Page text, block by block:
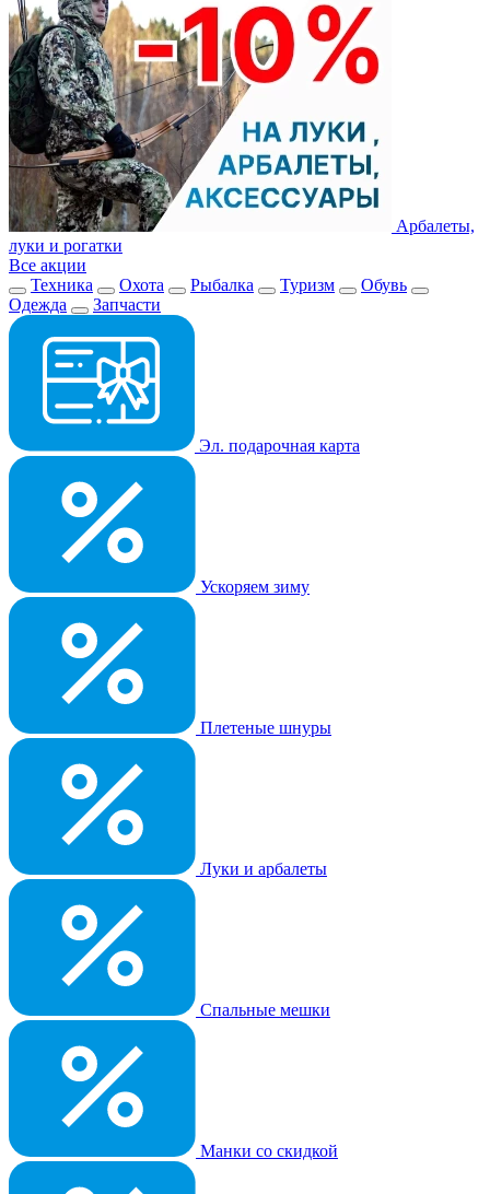
Арбалеты,
луки и рогатки
Все акции
Техника
Охота Рыбалка Туризм
Обувь
Одежда
Запчасти
Эл. подарочная карта
Ускоряем зиму
Плетеные шнуры
Луки и арбалеты
Спальные мешки
Манки со скидкой